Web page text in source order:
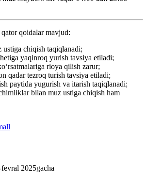
qoidalar mavjud:
chiqish taqiqlanadi;
yaqinroq yurish tavsiya etiladi;
rioya qilish zarur;
qadar tezroq turish tavsiya etiladi;
paytida yugurish va itarish taqiqlanadi;
bilan muz ustiga chiqish ham
2025gacha